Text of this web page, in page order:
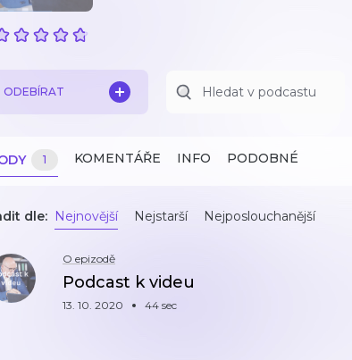
ODEBÍRAT
1 KOMENTÁŘE INFO PODOBNÉ
dle: Nejnovější Nejstarší Nejposlouchanější
O epizodě
Podcast k videu
13. 10. 2020 44 sec